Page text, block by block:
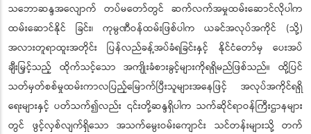
သဘောဆန္ဒအလျောက် တပ်မတော်တွင် ဆက်လက်အမှုထမ်းဆောင်လိုပါက
ထမ်းဆောင်နိုင် ခြင်း၊ ကုမ္ပဏီဝန်ထမ်းဖြစ်ပါက ယခင်အလုပ်အကိုင် (သို့)
အလားတူရာထူးအတိုင်း ပြန်လည်ခန့်အပ်ခံရခြင်းနှင့် နိုင်ငံတော်မှ ပေးအပ်
ချီးမြှင့်သည့် ထိုက်သင့်သော အကျိုးခံစားခွင့်များကိုရရှိမည်ဖြစ်သည်။ ထို့ပြင်
သတ်မှတ်စစ်မှုထမ်းကာလပြည့်မြောက်ပြီးသူများအနေဖြင့် အလုပ်အကိုင်ရရှိ
ရေးများနှင့် ပတ်သက်၍လည်း ၎င်းတို့ဆန္ဒရှိပါက သက်ဆိုင်ရာဝန်ကြီးဌာနများ
တွင် ဖွင့်လှစ်လျက်ရှိသော အသက်မွေးဝမ်းကျောင်း သင်တန်းများသို့ တက်